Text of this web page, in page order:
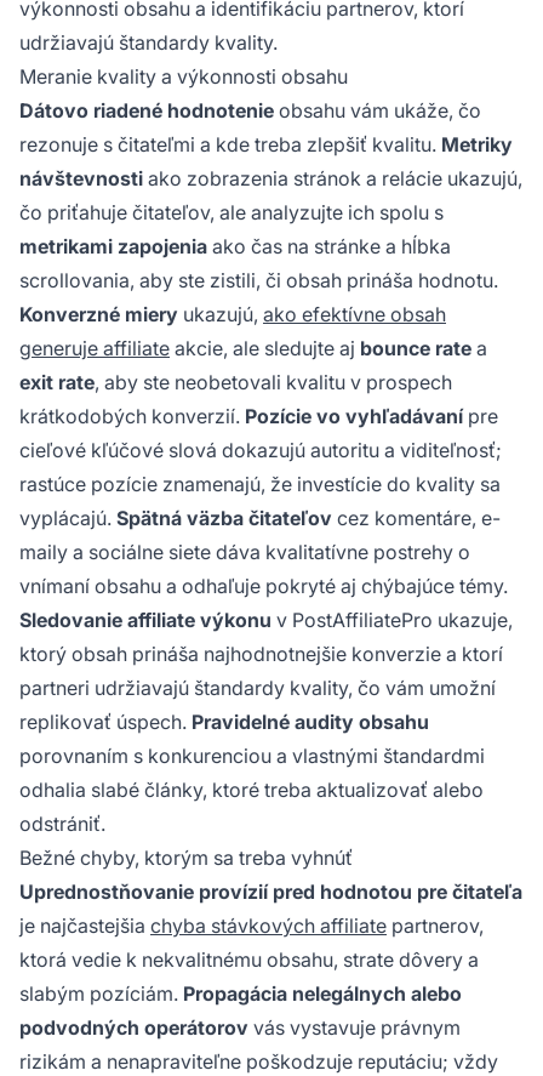
výkonnosti obsahu a identifikáciu partnerov, ktorí
udržiavajú štandardy kvality.
Meranie kvality a výkonnosti obsahu
Dátovo riadené hodnotenie obsahu vám ukáže, čo
rezonuje s čitateľmi a kde treba zlepšiť kvalitu. Metriky
návštevnosti ako zobrazenia stránok a relácie ukazujú,
čo priťahuje čitateľov, ale analyzujte ich spolu s
metrikami zapojenia ako čas na stránke a hĺbka
scrollovania, aby ste zistili, či obsah prináša hodnotu.
Konverzné miery ukazujú, ako efektívne obsah
generuje affiliate akcie, ale sledujte aj bounce rate a
exit rate, aby ste neobetovali kvalitu v prospech
krátkodobých konverzií. Pozície vo vyhľadávanípre
cieľové kľúčové slová dokazujú autoritu a viditeľnosť;
rastúce pozície znamenajú, že investície do kvality sa
vyplácajú. Spätná väzba čitateľov cez komentáre, e-
maily a sociálne siete dáva kvalitatívne postrehy o
vnímaní obsahu a odhaľuje pokryté aj chýbajúce témy.
Sledovanie affiliate výkonu v PostAffiliatePro ukazuje,
ktorý obsah prináša najhodnotnejšie konverzie a ktorí
partneri udržiavajú štandardy kvality, čo vám umožní
replikovať úspech. Pravidelné audity obsahu
porovnaním s konkurenciou a vlastnými štandardmi
odhalia slabé články, ktoré treba aktualizovať alebo
odstrániť.
Bežné chyby, ktorým sa treba vyhnúť
Uprednostňovanie provízií pred hodnotou pre čitateľa
je najčastejšia chyba stávkových affiliate partnerov,
ktorá vedie k nekvalitnému obsahu, strate dôvery a
slabým pozíciám. Propagácia nelegálnych alebo
podvodných operátorov vás vystavuje právnym
rizikám a nenapraviteľne poškodzuje reputáciu; vždy